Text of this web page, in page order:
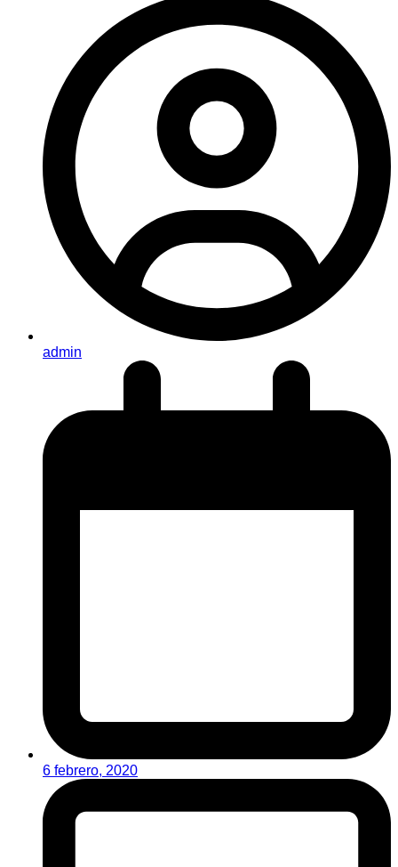
admin
6 febrero, 2020